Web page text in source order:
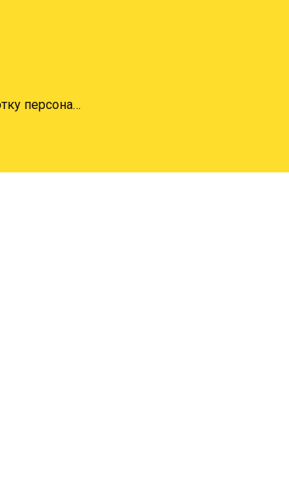
Согласие на обработку персональных данных